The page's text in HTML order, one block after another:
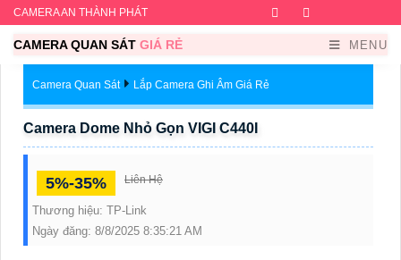
CAMERA AN THÀNH PHÁT Facebook
CAMERA QUAN SÁT GIÁ RẺ MENU
Camera Quan Sát Lắp Camera Ghi Âm Giá Rẻ
Camera Dome Nhỏ Gọn VIGI C440I
5%-35% Liên Hệ
Thương hiệu: TP-Link
Ngày đăng: 8/8/2025 8:35:21 AM